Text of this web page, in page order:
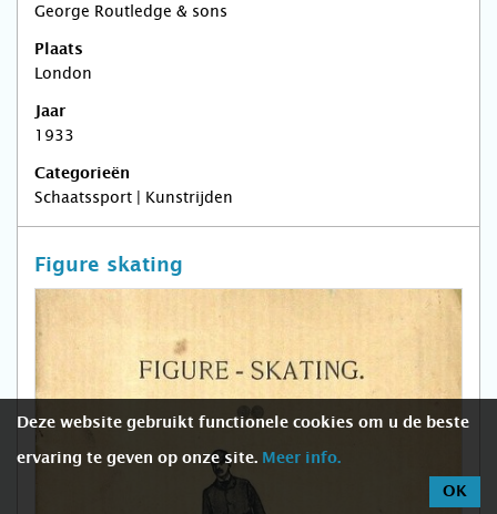
George Routledge & sons
Plaats
London
Jaar
1933
Categorieën
Schaatssport | Kunstrijden
Figure skating
Deze website gebruikt functionele cookies om u de beste
ervaring te geven op onze site. Meer info.
OK